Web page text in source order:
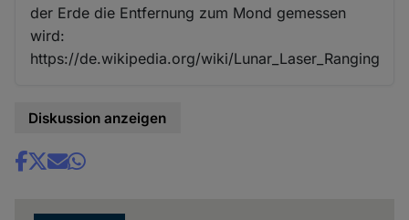
der Erde die Entfernung zum Mond gemessen
wird:
https://de.wikipedia.org/wiki/Lunar_Laser_Ranging
Diskussion anzeigen
Share